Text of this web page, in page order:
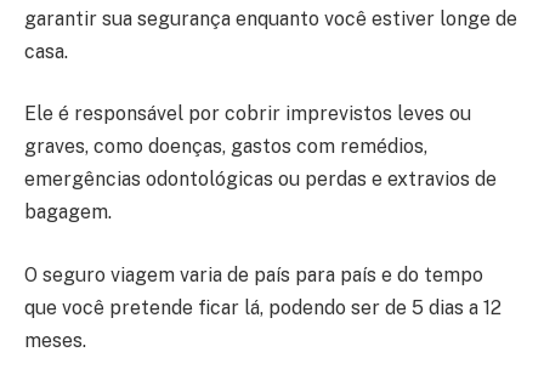
garantir sua segurança enquanto você estiver longe de
casa.
Ele é responsável por cobrir imprevistos leves ou
graves, como doenças, gastos com remédios,
emergências odontológicas ou perdas e extravios de
bagagem.
O seguro viagem varia de país para país e do tempo
que você pretende ficar lá, podendo ser de 5 dias a 12
meses.